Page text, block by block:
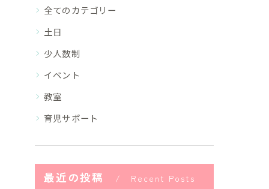
全てのカテゴリー
土日
少人数制
イベント
教室
育児サポート
最近の投稿 Recent Posts